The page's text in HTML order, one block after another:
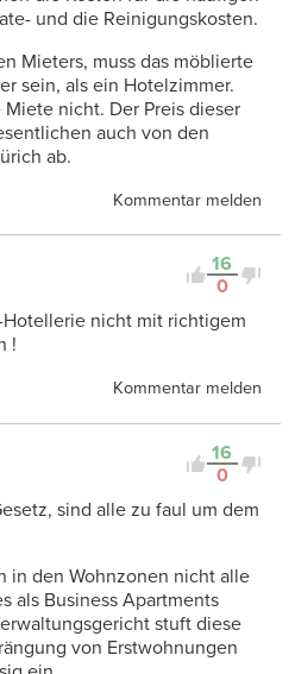
und die Reinigungskosten.
Mieters, muss das möblierte
sein, als ein Hotelzimmer.
nicht. Der Preis dieser
auch von den
ab.
Kommentar melden
16
0
Hotellerie nicht mit richtigem
!
Kommentar melden
16
0
sind alle zu faul um dem
in den Wohnzonen nicht alle
als Business Apartments
stuft diese
von Erstwohnungen